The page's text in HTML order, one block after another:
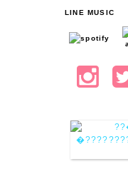
LINE MUSIC